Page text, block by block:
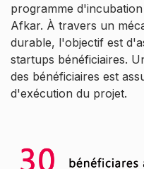
programme
Afkar. À travers un
durable, l'objectif est
startups bénéficiaires.
des bénéficiaires est
d'exécution du projet.